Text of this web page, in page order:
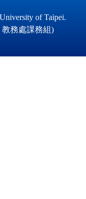
of Taipei.
教務處課務組)